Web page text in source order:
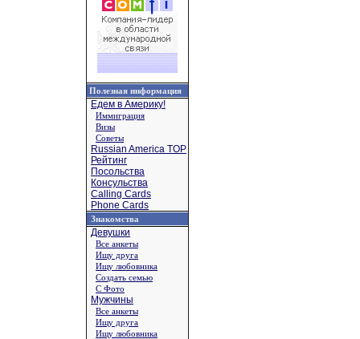
Полезная информация
Едем в Америку!
Иммиграция
Визы
Советы
Russian America TOP
Рейтинг
Посольства
Консульства
Calling Cards
Phone Cards
Знакомства
Девушки
Все анкеты
Ищу друга
Ищу любовника
Создать семью
С Фото
Мужчины
Все анкеты
Ищу друга
Ищу любовника